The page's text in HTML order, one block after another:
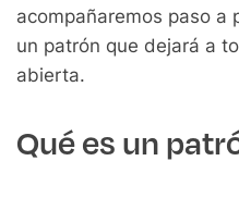
acompañaremos paso a
un patrón que dejará a
abierta.
Qué es un